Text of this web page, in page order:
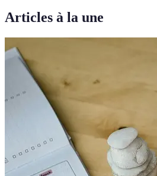
Articles à la une